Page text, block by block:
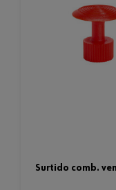
surtido comb.